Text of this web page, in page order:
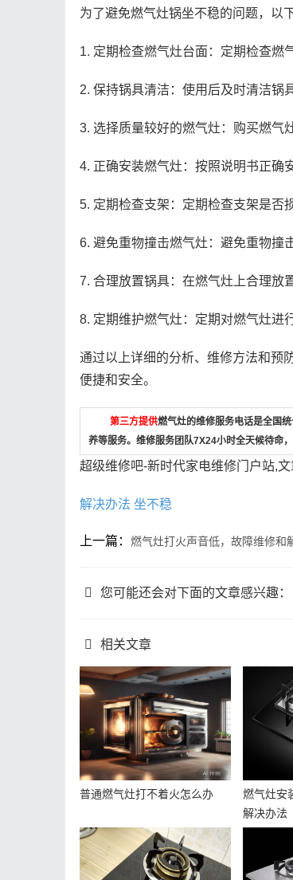
为了避免燃气灶锅坐不稳的问题，以
1. 定期检查燃气灶台面：定期检查燃
2. 保持锅具清洁：使用后及时清洁锅
3. 选择质量较好的燃气灶：购买燃气
4. 正确安装燃气灶：按照说明书正确
5. 定期检查支架：定期检查支架是否
6. 避免重物撞击燃气灶：避免重物撞
7. 合理放置锅具：在燃气灶上合理放
8. 定期维护燃气灶：定期对燃气灶进
通过以上详细的分析、维修方法和预
便捷和安全。
第三方提供燃气灶的维修服务电话是全国
养等服务。维修服务团队7X24小时全天候待命
超级维修吧-新时代家电维修门户站,
解决办法 坐不稳
上一篇： 燃气灶打火声音低，故障维修和
您可能还会对下面的文章感兴趣：
相关文章
普通燃气灶打不着火怎么办
燃气灶安
解决办法